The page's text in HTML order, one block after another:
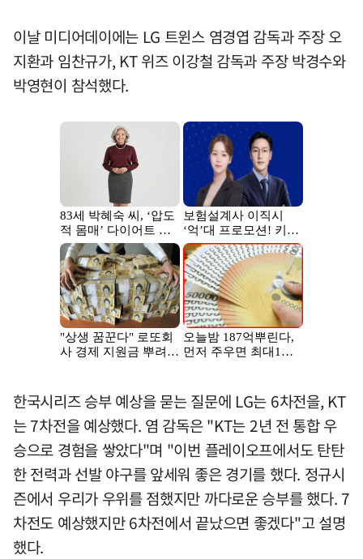
이날 미디어데이에는 LG 트윈스 염경엽 감독과 주장 오
지환과 임찬규가, KT 위즈 이강철 감독과 주장 박경수와
박영현이 참석했다.
한국시리즈 승부 예상을 묻는 질문에 LG는 6차전을, KT
는 7차전을 예상했다. 염 감독은 "KT는 2년 전 통합 우
승으로 경험을 쌓았다"며 "이번 플레이오프에서도 탄탄
한 전력과 선발 야구를 앞세워 좋은 경기를 했다. 정규시
즌에서 우리가 우위를 점했지만 까다로운 승부를 했다. 7
차전도 예상했지만 6차전에서 끝났으면 좋겠다"고 설명
했다.